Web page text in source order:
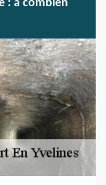
: à combien